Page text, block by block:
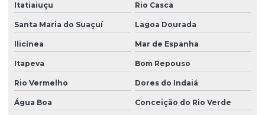
Itatiaiuçu Rio Casca
Santa Maria do Suaçuí Lagoa Dourada
Ilicínea Mar de Espanha
Itapeva Bom Repouso
Rio Vermelho Dores do Indaiá
Água Boa Conceição do Rio Verde